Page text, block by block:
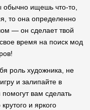
обычно ищешь что-то,
то она определенно
— он сделает твой
время на поиск мод
роль художника, не
и залипайте в
вам сделать
и яркого